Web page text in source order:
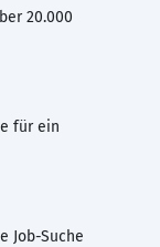
20.000
für ein
Job-Suche